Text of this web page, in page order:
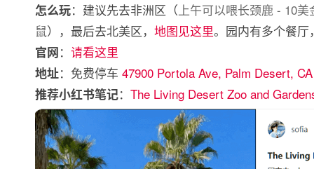
怎么玩：建议先去非洲区（上午可以喂长颈鹿 - 10美
鼠），最后去北美区， 地图见这里。园内有多个餐
官网： 请看这里
地址：免费停车 47900 Portola Ave, Palm Desert, CA
推荐小红书笔记： The Living Desert Zoo and